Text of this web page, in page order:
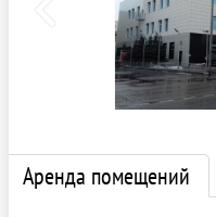
Аренда помещений